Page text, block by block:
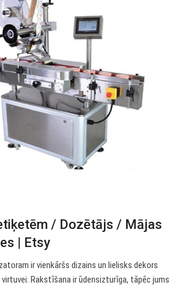
/ Dozētājs / Mājas
| Etsy
ir vienkāršs dizains un lielisks dekors
Rakstīšana ir ūdensizturīga, tāpēc jums